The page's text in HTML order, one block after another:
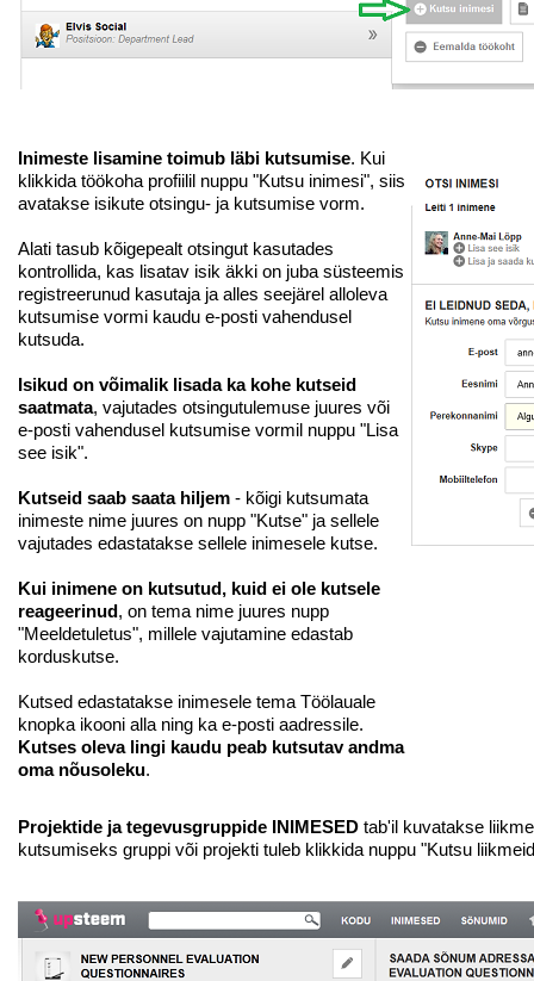
Inimeste lisamine toimub läbi kutsumise. Kui
klikkida töökoha profiilil nuppu "Kutsu inimesi", siis
avatakse isikute otsingu- ja kutsumise vorm.
Alati tasub kõigepealt otsingut kasutades
kontrollida, kas lisatav isik äkki on juba süsteemis
registreerunud kasutaja ja alles seejärel alloleva
kutsumise vormi kaudu e-posti vahendusel
kutsuda.
Isikud on võimalik lisada ka kohe kutseid
saatmata, vajutades otsingutulemuse juures või
e-posti vahendusel kutsumise vormil nuppu "Lisa
see isik".
Kutseid saab saata hiljem - kõigi kutsumata
inimeste nime juures on nupp "Kutse" ja sellele
vajutades edastatakse sellele inimesele kutse.
Kui inimene on kutsutud, kuid ei ole kutsele
reageerinud, on tema nime juures nupp
"Meeldetuletus", millele vajutamine edastab
korduskutse.
Kutsed edastatakse inimesele tema Töölauale
knopka ikooni alla ning ka e-posti aadressile.
Kutses oleva lingi kaudu peab kutsutav andma
oma nõusoleku.
Projektide ja tegevusgruppide INIMESED tab'il kuvatakse
kutsumiseks gruppi või projekti tuleb klikkida nuppu "Kutsu